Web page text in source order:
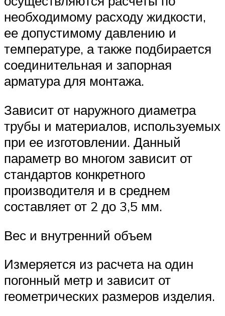
необходимому расходу жидкости,
ее допустимому давлению и
температуре, а также подбирается
соединительная и запорная
арматура для монтажа.
Зависит от наружного диаметра
трубы и материалов, используемых
при ее изготовлении. Данный
параметр во многом зависит от
стандартов конкретного
производителя и в среднем
составляет от 2 до 3,5 мм.
Вес и внутренний объем
Измеряется из расчета на один
погонный метр и зависит от
геометрических размеров изделия.